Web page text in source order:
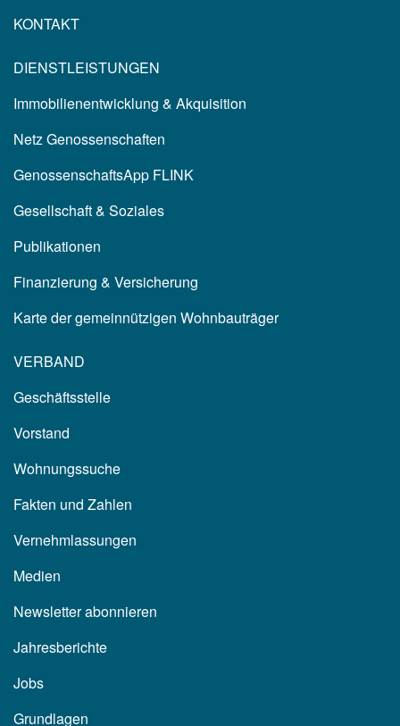
KONTAKT
DIENSTLEISTUNGEN
Immobilienentwicklung & Akquisition
Netz Genossenschaften
GenossenschaftsApp FLINK
Gesellschaft & Soziales
Publikationen
Finanzierung & Versicherung
Karte der gemeinnützigen Wohnbauträger
VERBAND
Geschäftsstelle
Vorstand
Wohnungssuche
Fakten und Zahlen
Vernehmlassungen
Medien
Newsletter abonnieren
Jahresberichte
Jobs
Grundlagen